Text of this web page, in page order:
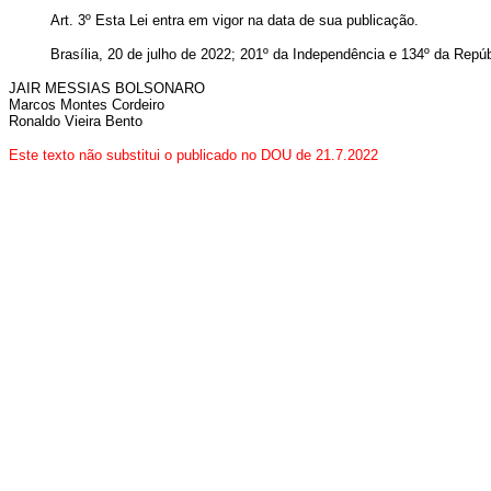
Art. 3º Esta Lei entra em vigor na data de sua publicação.
Brasília, 20 de julho de 2022; 201º da Independência e 134º da
JAIR MESSIAS BOLSONARO
Marcos Montes Cordeiro
Ronaldo Vieira Bento
Este texto não substitui o publicado no DOU de 21.7.2022